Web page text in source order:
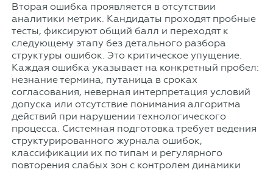
Вторая ошибка проявляется в отсутствии
аналитики метрик. Кандидаты проходят пробные
тесты, фиксируют общий балл и переходят к
следующему этапу без детального разбора
структуры ошибок. Это критическое упущение.
Каждая ошибка указывает на конкретный пробел:
незнание термина, путаница в сроках
согласования, неверная интерпретация условий
допуска или отсутствие понимания алгоритма
действий при нарушении технологического
процесса. Системная подготовка требует ведения
структурированного журнала ошибок,
классификации их по типам и регулярного
повторения слабых зон с контролем динамики